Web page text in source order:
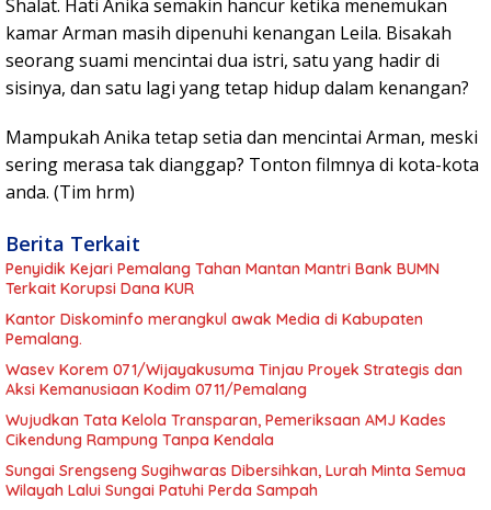
Shalat. Hati Anika semakin hancur ketika menemukan
kamar Arman masih dipenuhi kenangan Leila. Bisakah
seorang suami mencintai dua istri, satu yang hadir di
sisinya, dan satu lagi yang tetap hidup dalam kenangan?
Mampukah Anika tetap setia dan mencintai Arman, meski
sering merasa tak dianggap? Tonton filmnya di kota-kota
anda. (Tim hrm)
Berita Terkait
Penyidik Kejari Pemalang Tahan Mantan Mantri Bank BUMN
Terkait Korupsi Dana KUR
Kantor Diskominfo merangkul awak Media di Kabupaten
Pemalang.
Wasev Korem 071/Wijayakusuma Tinjau Proyek Strategis dan
Aksi Kemanusiaan Kodim 0711/Pemalang
Wujudkan Tata Kelola Transparan, Pemeriksaan AMJ Kades
Cikendung Rampung Tanpa Kendala
Sungai Srengseng Sugihwaras Dibersihkan, Lurah Minta Semua
Wilayah Lalui Sungai Patuhi Perda Sampah